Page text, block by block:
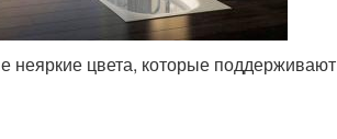
неяркие цвета, которые поддерживают